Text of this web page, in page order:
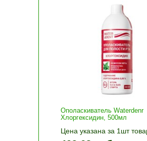
Ополаскиватель Waterdenr
Хлоргексидин, 500мл
Цена указана за 1шт